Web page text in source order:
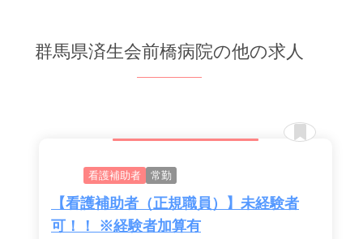
群馬県済生会前橋病院の他の求人
看護補助者 常勤
【看護補助者（正規職員）】未経験者
可！！ ※経験者加算有